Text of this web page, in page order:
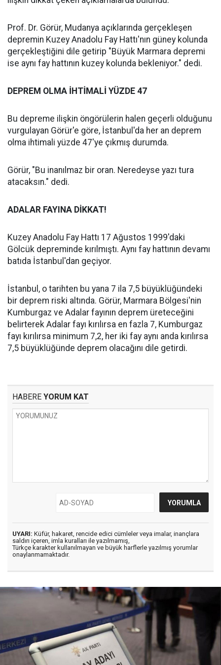
Prof. Dr. Görür, Mudanya açıklarında gerçekleşen
depremin Kuzey Anadolu Fay Hattı'nın güney kolunda
gerçekleştiğini dile getirip "Büyük Marmara depremi
ise aynı fay hattının kuzey kolunda bekleniyor." dedi.
DEPREM OLMA İHTİMALİ YÜZDE 47
Bu depreme ilişkin öngörülerin halen geçerli olduğunu
vurgulayan Görür'e göre, İstanbul'da her an deprem
olma ihtimali yüzde 47'ye çıkmış durumda.
Görür, "Bu inanılmaz bir oran. Neredeyse yazı tura
atacaksın." dedi.
ADALAR FAYINA DİKKAT!
Kuzey Anadolu Fay Hattı 17 Ağustos 1999'daki
Gölcük depreminde kırılmıştı. Aynı fay hattının devamı
batıda İstanbul'dan geçiyor.
İstanbul, o tarihten bu yana 7 ila 7,5 büyüklüğündeki
bir deprem riski altında. Görür, Marmara Bölgesi'nin
Kumburgaz ve Adalar fayının deprem üreteceğini
belirterek Adalar fayı kırılırsa en fazla 7, Kumburgaz
fayı kırılırsa minimum 7,2, her iki fay aynı anda kırılırsa
7,5 büyüklüğünde deprem olacağını dile getirdi.
HABERE YORUM KAT
UYARI: Küfür, hakaret, rencide edici cümleler veya imalar, inançlara
saldırı içeren, imla kuralları ile yazılmamış,
Türkçe karakter kullanılmayan ve büyük harflerle yazılmış yorumlar
onaylanmamaktadır.